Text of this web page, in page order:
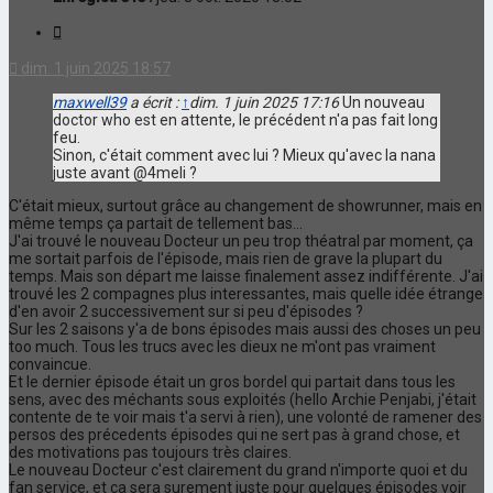
dim. 1 juin 2025 18:57
maxwell39a écrit : ↑dim. 1 juin 2025 17:16Un nouveau
doctor who est en attente, le précédent n'a pas fait long
feu.
Sinon, c'était comment avec lui ? Mieux qu'avec la nana
juste avant @4meli ?
C'était mieux, surtout grâce au changement de showrunner, mais en
même temps ça partait de tellement bas...
J'ai trouvé le nouveau Docteur un peu trop théatral par moment, ça
me sortait parfois de l'épisode, mais rien de grave la plupart du
temps. Mais son départ me laisse finalement assez indifférente. J'ai
trouvé les 2 compagnes plus interessantes, mais quelle idée étrange
d'en avoir 2 successivement sur si peu d'épisodes ?
Sur les 2 saisons y'a de bons épisodes mais aussi des choses un peu
too much. Tous les trucs avec les dieux ne m'ont pas vraiment
convaincue.
Et le dernier épisode était un gros bordel qui partait dans tous les
sens, avec des méchants sous exploités (hello Archie Penjabi, j'était
contente de te voir mais t'a servi à rien), une volonté de ramener des
persos des précedents épisodes qui ne sert pas à grand chose, et
des motivations pas toujours très claires.
Le nouveau Docteur c'est clairement du grand n'importe quoi et du
fan service, et ça sera surement juste pour quelques épisodes voir